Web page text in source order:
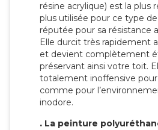
résine acrylique) est la plus
plus utilisée pour ce type
réputée pour sa résistance
Elle durcit très rapidement
et devient complètement
préservant ainsi votre toit.
totalement inoffensive pour
comme pour
inodore.
. La peinture